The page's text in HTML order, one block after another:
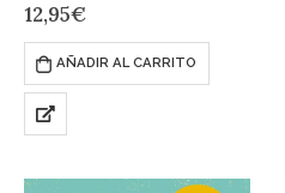
por los mecanismos del poder,
lanza una llamada…
12,95€
AÑADIR AL CARRITO